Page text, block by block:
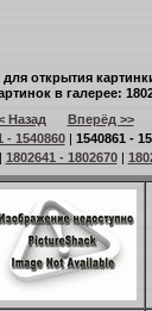
открытия
в галерее:
Назад
Вперёд >>
- 1540860| 1540861 -
1802641 - 1802670|